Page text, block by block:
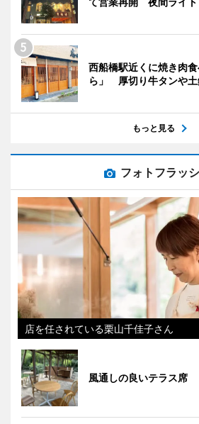
西船橋駅近くに焼き肉
ら」 厚切り牛タンや土
もっと見る
フォトフラッ
店を任されている栗山千佳子さん
風通しの良いテラス席